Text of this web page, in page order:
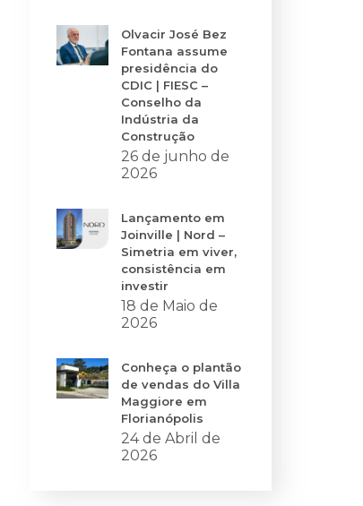
Olvacir José Bez
Fontana assume
presidência do
CDIC | FIESC –
Conselho da
Indústria da
Construção
26 de junho de
2026
Lançamento em
Joinville | Nord –
Simetria em viver,
consistência em
investir
18 de Maio de
2026
Conheça o plantão
de vendas do Villa
Maggiore em
Florianópolis
24 de Abril de
2026